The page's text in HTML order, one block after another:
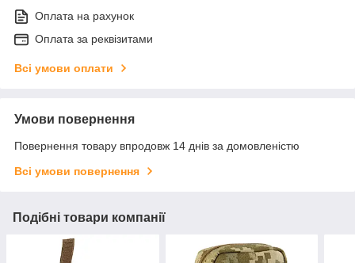
Оплата на рахунок
Оплата за реквізитами
Всі умови оплати
Умови повернення
Повернення товару впродовж 14 днів за домовленістю
Всі умови повернення
Подібні товари компанії